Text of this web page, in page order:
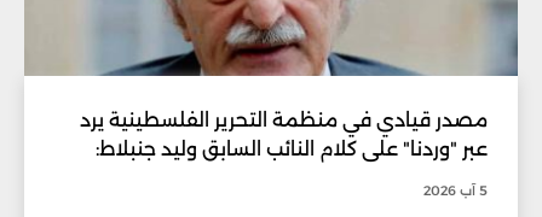
مصدر قيادي في منظمة التحرير الفلسطينية يرد
عبر "وردنا" على كلام النائب السابق وليد جنبلاط:
5 آب 2026